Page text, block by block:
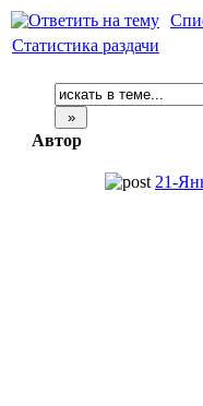
Статистика раздачи
Автор
21-